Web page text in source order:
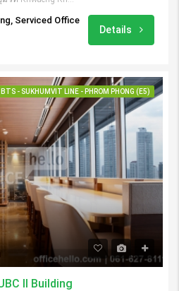
Serviced Office
Details
BTS - SUKHUMVIT LINE - PHROM PHONG (E5)
II Building